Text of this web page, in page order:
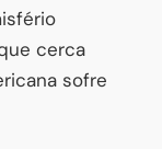
cerca
sofre